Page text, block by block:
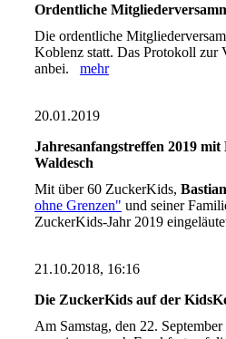
Ordentliche
Die ordentliche
Koblenz statt. Das Protokoll zur
anbei. mehr
20.01.2019
Jahresanfangstreffen 2019 mit
Waldesch
Mit über 60 ZuckerKids,
ohne Grenzen" und seiner
ZuckerKids-Jahr 2019
21.10.2018, 16:16
Die ZuckerKids auf der
Am Samstag, den 22.